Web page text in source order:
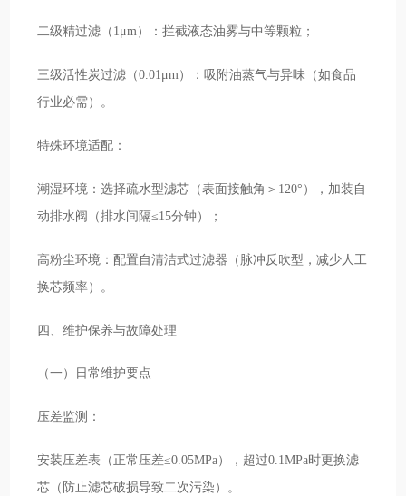
二级精过滤（1μm）：拦截液态油雾与中等颗粒；
三级活性炭过滤（0.01μm）：吸附油蒸气与异味（如食品
行业必需）。
特殊环境适配：
潮湿环境：选择疏水型滤芯（表面接触角＞120°），加装自
动排水阀（排水间隔≤15分钟）；
高粉尘环境：配置自清洁式过滤器（脉冲反吹型，减少人工
换芯频率）。
四、维护保养与故障处理
（一）日常维护要点
压差监测：
安装压差表（正常压差≤0.05MPa），超过0.1MPa时更换滤
芯（防止滤芯破损导致二次污染）。